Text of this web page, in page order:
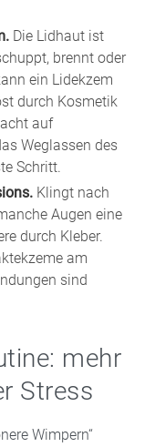
Die Lidhaut ist
brennt oder
ein Lidekzem
durch Kosmetik
auf
Weglassen des
Schritt.
Klingt nach
Augen eine
durch Kleber.
am
sind
mehr
Stress
Wimpern“